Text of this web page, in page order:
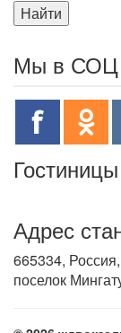
Найти
Мы в
Адрес
665334,
поселок